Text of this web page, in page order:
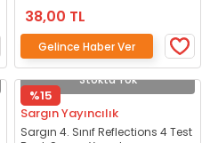
38,00 TL
Gelince Haber Ver
Stokta Yok
%15
Sargın Yayıncılık
Sargın 4. Sınıf Reflections 4 Test